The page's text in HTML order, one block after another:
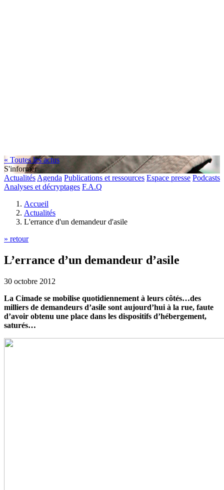
« Toutes les actus
S'informer
Actualités Agenda Publications et ressources Espace presse Podcasts
Analyses et décryptages F.A.Q
Accueil
Actualités
L'errance d'un demandeur d'asile
» retour
L’errance d’un demandeur d’asile
30 octobre 2012
La Cimade se mobilise quotidiennement à leurs côtés…des
milliers de demandeurs d’asile sont aujourd’hui à la rue, faute
d’avoir obtenu une place dans les dispositifs d’hébergement,
saturés…